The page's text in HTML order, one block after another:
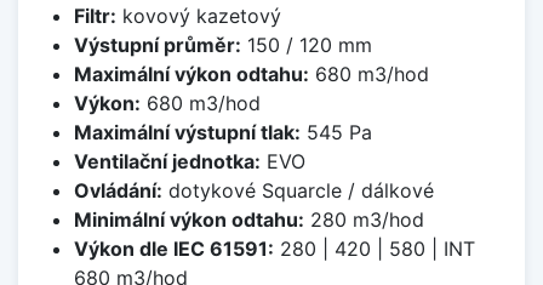
Filtr: kovový kazetový
Výstupní průměr: 150 / 120 mm
Maximální výkon odtahu: 680 m3/hod
Výkon: 680 m3/hod
Maximální výstupní tlak: 545 Pa
Ventilační jednotka: EVO
Ovládání: dotykové Squarcle / dálkové
Minimální výkon odtahu: 280 m3/hod
Výkon dle IEC 61591: 280 | 420 | 580 | INT
680 m3/hod